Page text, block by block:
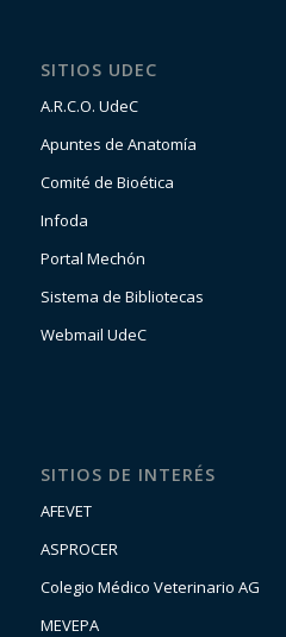
SITIOS UDEC
A.R.C.O. UdeC
Apuntes de Anatomía
Comité de Bioética
Infoda
Portal Mechón
Sistema de Bibliotecas
Webmail UdeC
SITIOS DE INTERÉS
AFEVET
ASPROCER
Colegio Médico Veterinario AG
MEVEPA